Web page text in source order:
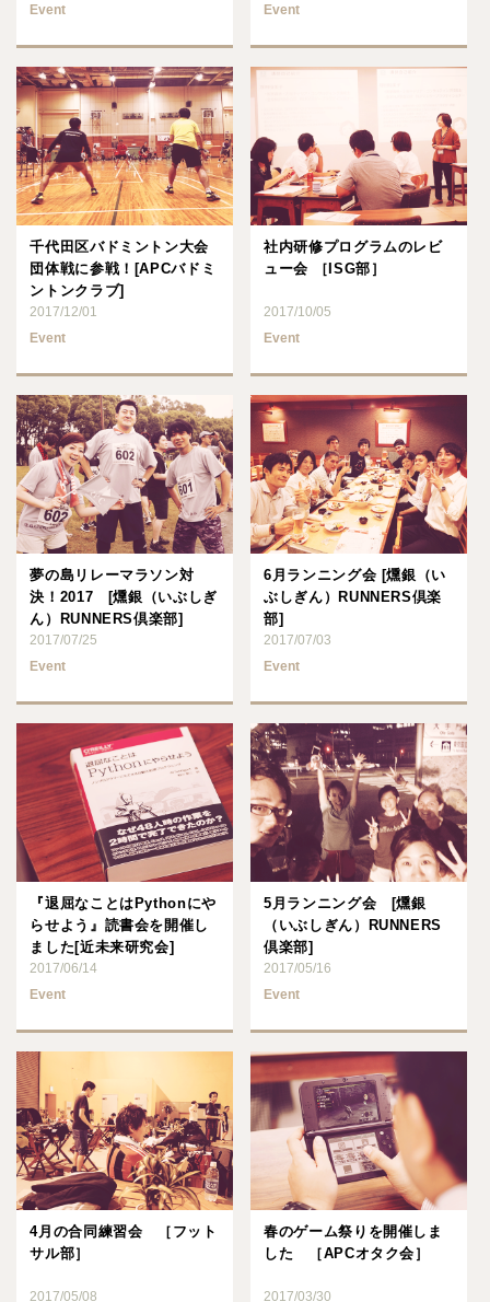
Event
Event
千代田区バドミントン大会
団体戦に参戦！[APCバドミ
ントンクラブ]
2017/12/01
Event
社内研修プログラムのレビ
ュー会 ［ISG部］
2017/10/05
Event
夢の島リレーマラソン対
決！2017 [燻銀（いぶしぎ
ん）RUNNERS倶楽部]
2017/07/25
Event
6月ランニング会 [燻銀（い
ぶしぎん）RUNNERS倶楽
部]
2017/07/03
Event
『退屈なことはPythonにや
らせよう』読書会を開催し
ました[近未来研究会]
2017/06/14
Event
5月ランニング会 [燻銀
（いぶしぎん）RUNNERS
倶楽部]
2017/05/16
Event
4月の合同練習会 ［フット
サル部］
2017/05/08
春のゲーム祭りを開催しま
した ［APCオタク会］
2017/03/30